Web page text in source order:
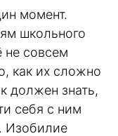
момент.
школьного
не совсем
как их сложно
должен знать,
себя с ним
Изобилие